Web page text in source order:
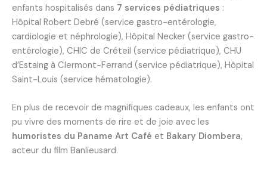
enfants hospitalisés dans 7 services pédiatriques :
Hôpital Robert Debré (service gastro-entérologie,
cardiologie et néphrologie), Hôpital Necker (service gastro-
entérologie), CHIC de Créteil (service pédiatrique), CHU
d’Estaing à Clermont-Ferrand (service pédiatrique), Hôpital
Saint-Louis (service hématologie).
En plus de recevoir de magnifiques cadeaux, les enfants ont
pu vivre des moments de rire et de joie avec les
humoristes du Paname Art Café et Bakary Diombera,
acteur du film Banlieusard.